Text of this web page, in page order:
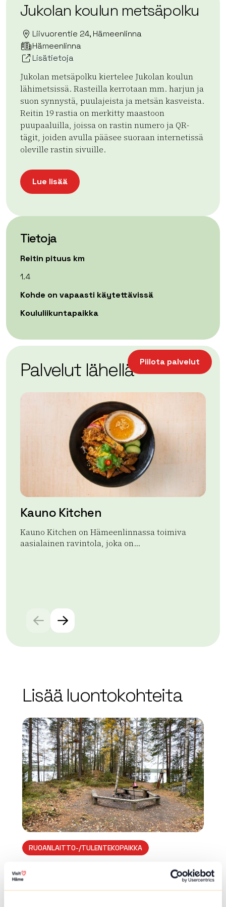
Jukolan koulun metsäpolku
Liivuorentie 24, Hämeenlinna
Hämeenlinna
Lisätietoja
Jukolan metsäpolku kiertelee Jukolan koulun
lähimetsissä. Rasteilla kerrotaan mm. harjun ja
suon synnystä, puulajeista ja metsän kasveista.
Reitin 19 rastia on merkitty maastoon
puupaaluilla, joissa on rastin numero ja QR-
tägit, joiden avulla pääsee suoraan internetissä
oleville rastin sivuille.
Lue lisää
Tietoja
Reitin pituus km
1.4
Kohde on vapaasti käytettävissä
Koululiikuntapaikka
−
Leaflet| ©OpenStreetMap
Piilota palvelut
Palvelut lähellä
Kauno Kitchen
Kauno Kitchen on Hämeenlinnassa toimiva
aasialainen ravintola, joka on...
Lisää luontokohteita
array(0) { }
RUOANLAITTO-/TULENTEKOPAIKKA
Hietasalon nuotiopaikka I
Hietasalo , Hämeenlinna